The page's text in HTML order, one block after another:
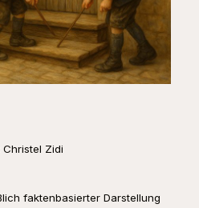
Christel Zidi
faktenbasierter Darstellung